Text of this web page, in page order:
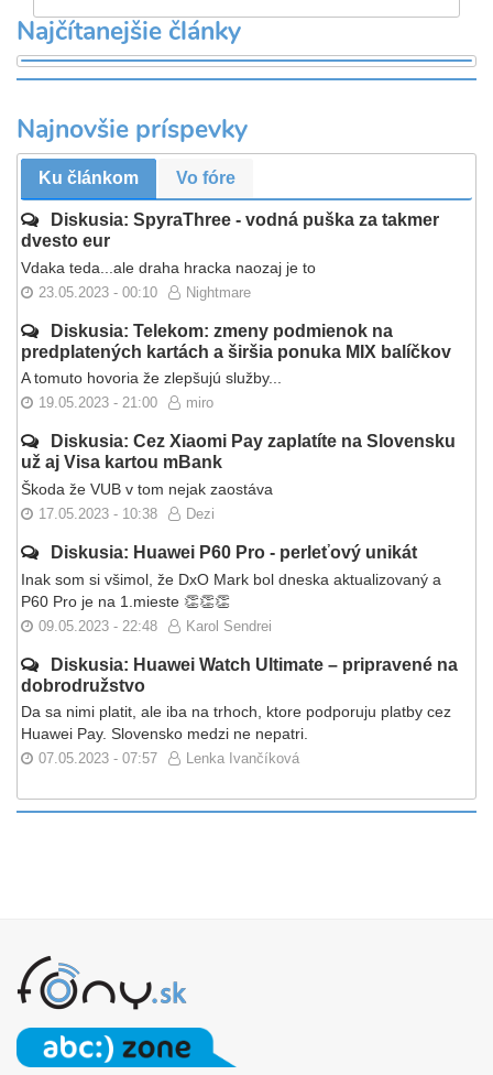
Najčítanejšie články
Najnovšie príspevky
Ku článkom Vo fóre
Diskusia: SpyraThree - vodná puška za takmer
dvesto eur
Vdaka teda...ale draha hracka naozaj je to
23.05.2023 - 00:10 Nightmare
Diskusia: Telekom: zmeny podmienok na
predplatených kartách a širšia ponuka MIX balíčkov
A tomuto hovoria že zlepšujú služby...
19.05.2023 - 21:00 miro
Diskusia: Cez Xiaomi Pay zaplatíte na Slovensku
už aj Visa kartou mBank
Škoda že VUB v tom nejak zaostáva
17.05.2023 - 10:38 Dezi
Diskusia: Huawei P60 Pro - perleťový unikát
Inak som si všimol, že DxO Mark bol dneska aktualizovaný a
P60 Pro je na 1.mieste 👏👏👏
09.05.2023 - 22:48 Karol Sendrei
Diskusia: Huawei Watch Ultimate – pripravené na
dobrodružstvo
Da sa nimi platit, ale iba na trhoch, ktore podporuju platby cez
Huawei Pay. Slovensko medzi ne nepatri.
07.05.2023 - 07:57 Lenka Ivančíková